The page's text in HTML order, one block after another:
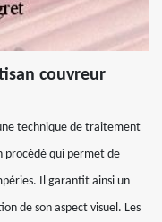
couvreur
technique de traitement
procédé qui permet de
Il garantit ainsi un
de son aspect visuel. Les